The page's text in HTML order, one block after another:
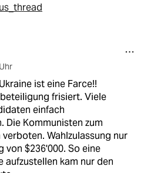
ist eine Farce!!
frisiert. Viele
einfach
Die Kommunisten zum
Wahlzulassung nur
von $236'000. So eine
aufzustellen kam nur den